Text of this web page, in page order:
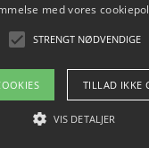
kontakt
Blog
med vores
STRENGT NØDVENDIGE
TILLAD IKKE
VIS DETALJER